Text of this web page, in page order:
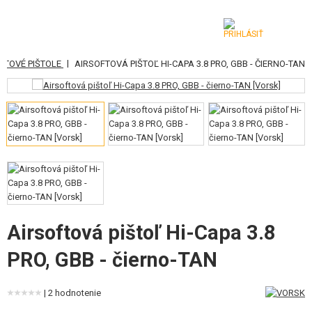
KATEGÓRIE
AIRSOFTOVÉ ZBRANE
VZDUCHOVÉ ZBRANE, PRAKY
GRANÁTOMETY, GRANÁTY
GULIČKY, PLYN
AKUMULÁTORY, NABÍJAČKY
ZÁSOBNÍKY, PLNIČKY
OKULIARE, MASKY
PIŠTOLE | AIRSOFTOVÁ PIŠTOĽ HI-CAPA 3.8 PRO, GBB - ČIERNO-TAN
Airsoftová pištoľ Hi-Capa 3.8
PRO, GBB - čierno-TAN
| 2 hodnotenie